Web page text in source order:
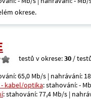
okrese.
testů v okrese:30 /
65,0 Mb/s | nahrávání:
kabel/optika: stahování: -
: stahování: 77,4 Mb/s |